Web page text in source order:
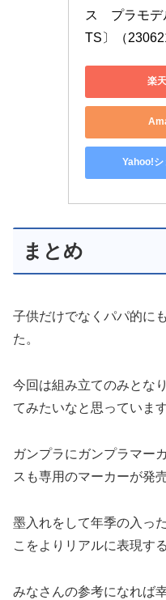
ス　プラモ
TS〕（
楽
Yahoo!シ
まとめ
子供だけでなくパパ的に
た。
今回は組み立てのみとな
てみたいなと思っています
ガンプラにガンプラマー
スも専用のマーカーが発
墨入れをして年季の入っ
こをよりリアルに表現す
みなさんの参考になれば